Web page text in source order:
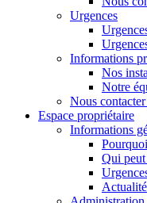
Urgences
Informations
Nos
Notre
Nous
Espace propriétaire
Informations
Qui